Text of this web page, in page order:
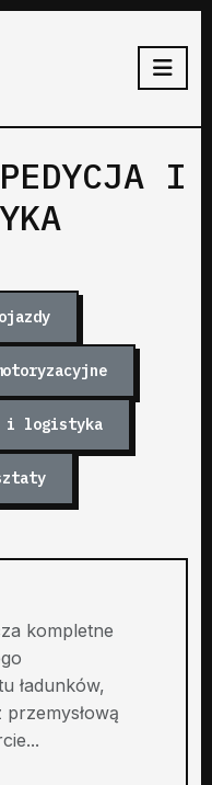
I
i logistyka
kompletne
ładunków,